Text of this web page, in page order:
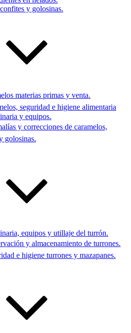
y golosinas.
materias primas y venta.
seguridad e higiene alimentaria
y equipos.
y correcciones de caramelos,
golosinas.
equipos y utillaje del turrón.
y almacenamiento de turrones.
e higiene turrones y mazapanes.